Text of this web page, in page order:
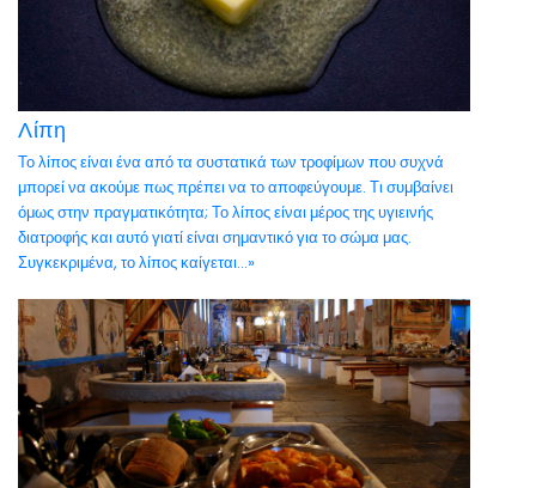
Λίπη
Το λίπος είναι ένα από τα συστατικά των τροφίμων που συχνά
μπορεί να ακούμε πως πρέπει να το αποφεύγουμε. Τι συμβαίνει
όμως στην πραγματικότητα; Το λίπος είναι μέρος της υγιεινής
διατροφής και αυτό γιατί είναι σημαντικό για το σώμα μας.
Συγκεκριμένα, το λίπος καίγεται...»